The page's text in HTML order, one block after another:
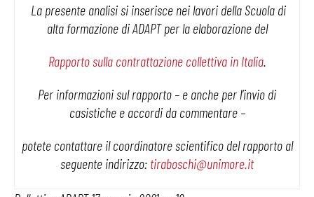
La presente analisi si inserisce nei lavori della Scuola di
alta formazione di ADAPT per la elaborazione del
Rapporto sulla contrattazione collettiva in Italia.
Per informazioni sul rapporto – e anche per l’invio di
casistiche e accordi da commentare –
potete contattare il coordinatore scientifico del rapporto al
seguente indirizzo: tiraboschi@unimore.it